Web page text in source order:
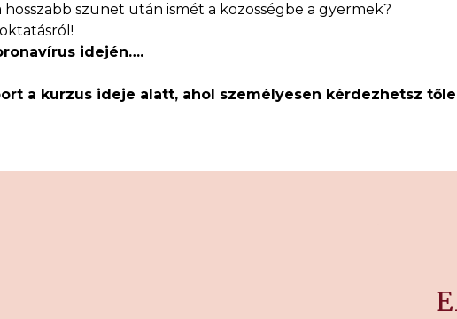
hosszabb szünet után ismét a közösségbe a gyermek?
idején….
a kurzus ideje alatt, ahol személyesen kérdezhetsz